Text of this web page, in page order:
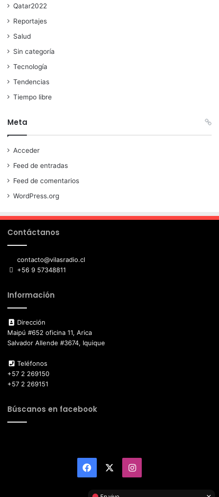
Qatar2022
Reportajes
Salud
Sin categoría
Tecnología
Tendencias
Tiempo libre
Meta
Acceder
Feed de entradas
Feed de comentarios
WordPress.org
Contáctanos
contacto@vilasradio.cl
+56 9 57348811
Información
Dirección
Maipú #652 oficina 11, Arica
Salvador Allende #3674, Iquique
Teléfonos
+57 2 269150
+57 2 269151
Búscanos en facebook
Facebook Instagram